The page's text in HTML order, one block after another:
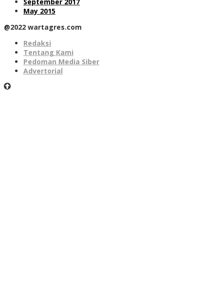
May 2015
@2022 wartagres.com
Redaksi
Tentang Kami
Pedoman Media Siber
Advertorial